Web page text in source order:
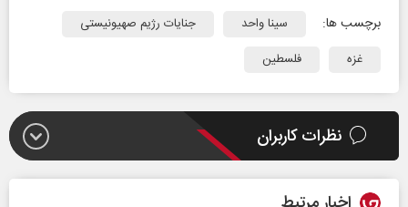
برچسب ها: سینا واحد
جنایات رژیم صهیونیستی
غزه
فلسطین
نظرات کاربران